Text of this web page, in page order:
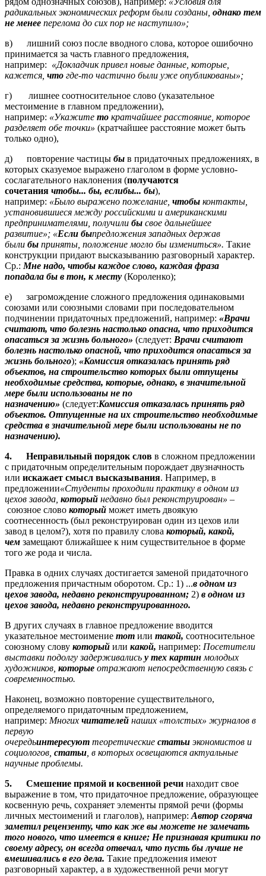
радикальных экономических реформ были созданы, однако тем
не менее перелома до сих пор не наступило»;
в) лишний союз после вводного слова, которое ошибочно
принимается за часть главного предложения,
например: «Докладчик привел новые данные, которые,
кажется, что где-то частично были уже опубликованы»;
г) лишнее соотносительное слово (указательное
местоимение в главном предложении),
например: «Укажите то кратчайшее расстояние, которое
разделяет обе точки» (кратчайшее расстояние может быть
только одно),
д) повторение частицы бы в придаточных предложениях, в
которых сказуемое выражено глаголом в форме условно-
сослагательного наклонения (получаются
сочетания чтобы... бы, еслибы... бы),
например: «Было выражено пожелание, чтобы контакты,
установившиеся между российскими и американскими
предпринимателями, получили бы свое дальнейшее
развитие»; «Если быпредложения западных держав
были бы приняты, положение могло бы измениться». Такие
конструкции придают высказыванию разговорный характер.
Ср.: Мне надо, чтобы каждое слово, каждая фраза
попадала бы в тон, к месту (Короленко);
е) загромождение сложного предложения одинаковыми
союзами или союзными словами при последовательном
подчинении придаточных предложений, например: «Врачи
считают, что болезнь настолько опасна, что приходится
опасаться за жизнь больного» (следует: Врачи считают
болезнь настолько опасной, что приходится опасаться за
жизнь больного); «Комиссия отказалась принять ряд
объектов, на строительство которых были отпущены
необходимые средства, которые, однако, в значительной
мере были использованы не по
назначению» (следует:Комиссия отказалась принять ряд
объектов. Отпущенные на их строительство необходимые
средства в значительной мере были использованы не по
назначению).
4. Неправильный порядок слов в сложном предложении
с придаточным определительным порождает двузначность
или искажает смысл высказывания. Например, в
предложении«Студенты проходили практику в одном из
цехов завода, который недавно был реконструирован» –
союзное слово который может иметь двоякую
соотнесенность (был реконструирован один из цехов или
завод в целом?), хотя по правилу слова который, какой,
чем замещают ближайшее к ним существительное в форме
того же рода и числа.
Правка в одних случаях достигается заменой придаточного
предложения причастным оборотом. Ср.: 1) ...в одном из
цехов завода, недавно реконструированном; 2) в одном из
цехов завода, недавно реконструированного.
В других случаях в главное предложение вводится
указательное местоимение тот или такой, соотносительное
союзному слову который или какой, например: Посетители
выставки подолгу задерживались у тех картин молодых
художников, которые отражают непосредственную связь с
современностью.
Наконец, возможно повторение существительного,
определяемого придаточным предложением,
например: Многих читателей наших «толстых» журналов в
первую
очередьинтересуют теоретические статьи экономистов и
социологов, статьи , в которых освещаются актуальные
научные проблемы.
5. Смешение прямой и косвенной речи находит свое
выражение в том, что придаточное предложение, образующее
косвенную речь, сохраняет элементы прямой речи (формы
личных местоимений и глаголов), например: Автор сгоряча
заметил рецензенту, что как же вы можете не замечать
того нового, что имеется в книге; Не признавая критики по
своему адресу, он всегда отвечал, что пусть бы лучше не
вмешивались в его дела. Такие предложения имеют
разговорный характер, а в художественной речи могут